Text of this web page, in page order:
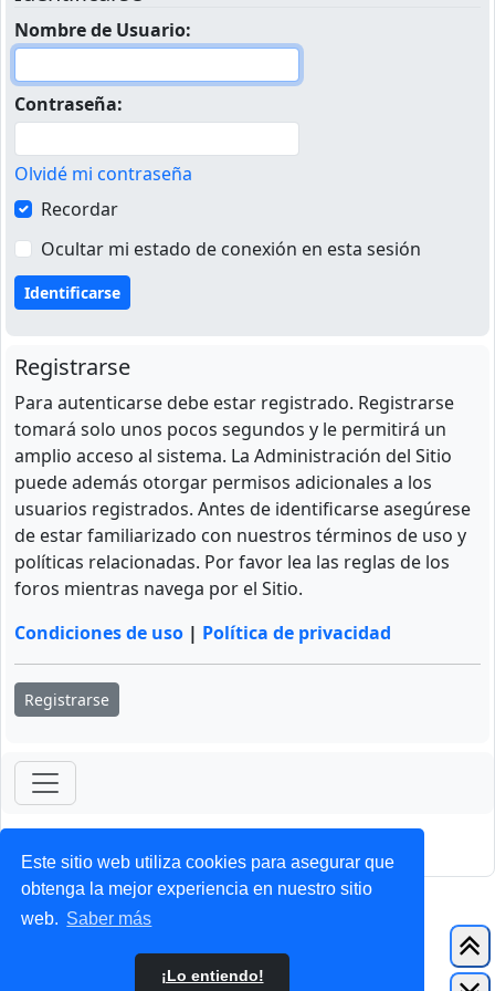
Este sitio web utiliza cookies para asegurar que
obtenga la mejor experiencia en nuestro sitio
web. Saber más
¡Lo entiendo!
Nombre de Usuario:
Contraseña:
Olvidé mi contraseña
Recordar
Ocultar mi estado de conexión en esta sesión
Registrarse
Para autenticarse debe estar registrado. Registrarse
tomará solo unos pocos segundos y le permitirá un
amplio acceso al sistema. La Administración del Sitio
puede además otorgar permisos adicionales a los
usuarios registrados. Antes de identificarse asegúrese
de estar familiarizado con nuestros términos de uso y
políticas relacionadas. Por favor lea las reglas de los
foros mientras navega por el Sitio.
Condiciones de uso | Política de privacidad
Registrarse
ForoClub 2025
Privacidad| Condiciones